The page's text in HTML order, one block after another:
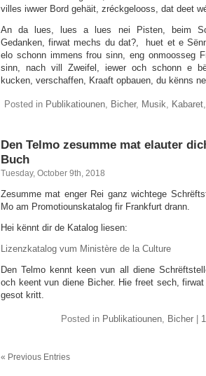
villes iwwer Bord gehäit, zréckgelooss, dat deet
An da lues, lues a lues nei Pisten, beim
Gedanken, firwat mechs du dat?, huet et e
elo schonn immens frou sinn, eng onmoosseg
sinn, nach vill Zweifel, iewer och schonn e
kucken, verschaffen, Kraaft opbauen, du kënns
Posted in Publikatiounen, Bicher, Musik, Kabaret
Den Telmo zesumme mat elauter
Buch
Tuesday, October 9th, 2018
Zesumme mat enger Rei ganz wichtege
Mo am Promotiounskatalog fir Frankfurt drann.
Hei kënnt dir de Katalog liesen:
Lizenzkatalog vum Ministère de la Culture
Den Telmo kennt keen vun all diene
och keent vun diene Bicher. Hie freet sech,
gesot kritt.
Posted in Publikatiounen, Bicher
« Previous Entries